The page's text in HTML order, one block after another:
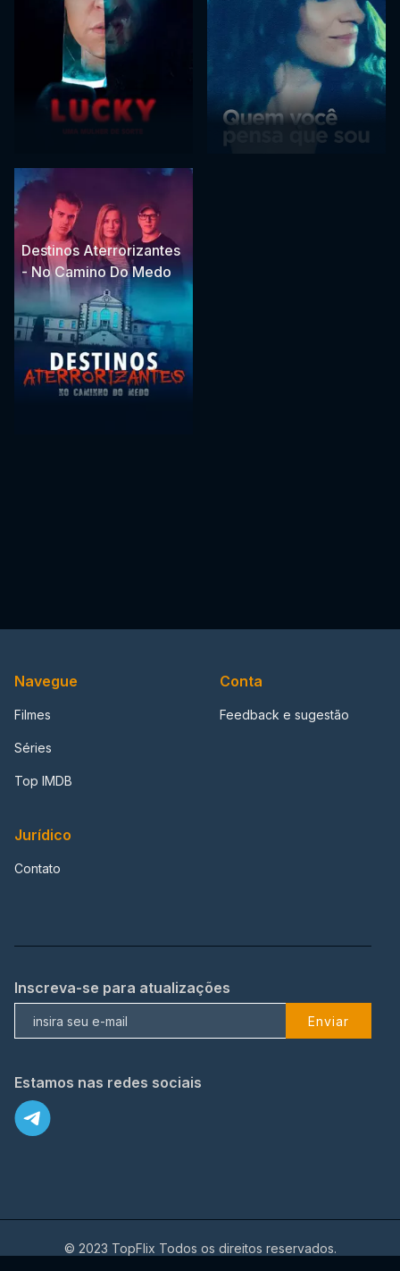
Destinos Aterrorizantes
- No Camino Do Medo
Navegue
Filmes
Séries
Top IMDB
Conta
Feedback e sugestão
Jurídico
Contato
Inscreva-se para atualizações
Enviar
Estamos nas redes sociais
© 2023 TopFlix Todos os direitos reservados.